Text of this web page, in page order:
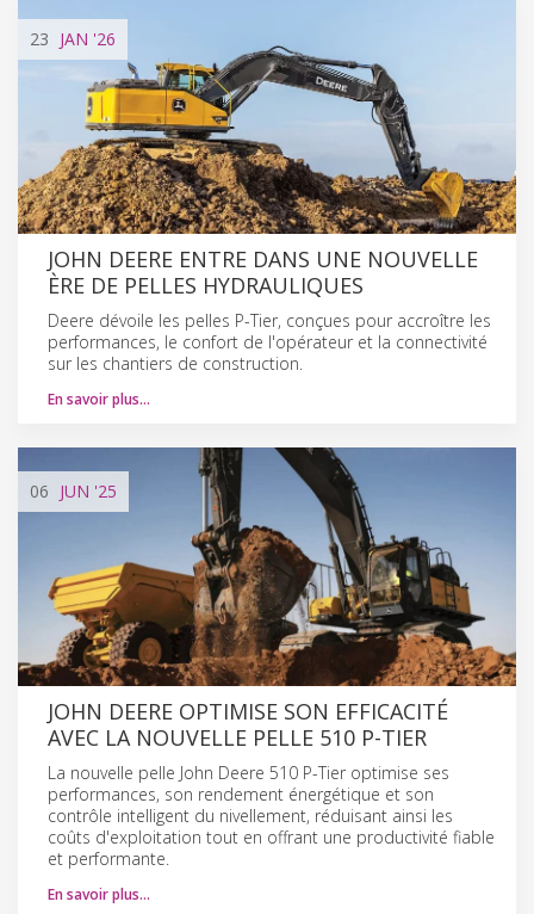
23 JAN '26
JOHN DEERE ENTRE DANS UNE NOUVELLE
ÈRE DE PELLES HYDRAULIQUES
Deere dévoile les pelles P-Tier, conçues pour accroître les
performances, le confort de l'opérateur et la connectivité
sur les chantiers de construction.
En savoir plus…
06 JUN '25
JOHN DEERE OPTIMISE SON EFFICACITÉ
AVEC LA NOUVELLE PELLE 510 P-TIER
La nouvelle pelle John Deere 510 P-Tier optimise ses
performances, son rendement énergétique et son
contrôle intelligent du nivellement, réduisant ainsi les
coûts d'exploitation tout en offrant une productivité fiable
et performante.
En savoir plus…